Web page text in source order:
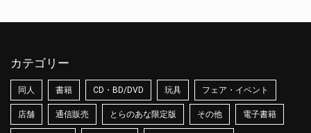
カテゴリー
同人 書籍 CD・BD/DVD 玩具 フェア・イベント
店舗 通信販売 とらのあな限定版 その他 電子書籍